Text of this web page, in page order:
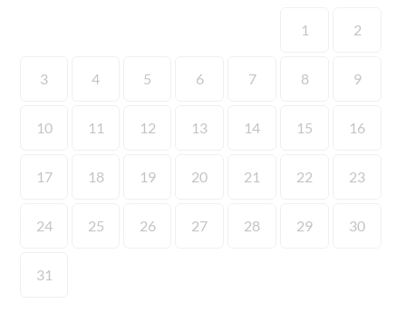
1 2
3 4 5 6 7 8 9
10 11 12 13 14 15 16
17 18 19 20 21 22 23
24 25 26 27 28 29 30
31